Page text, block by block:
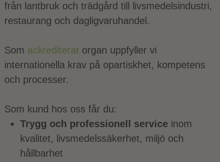
från lantbruk och trädgård till livsmedelsindustri,
restaurang och dagligvaruhandel.
Som ackrediterat organ uppfyller vi
internationella krav på opartiskhet, kompetens
och processer.
Som kund hos oss får du:
Trygg och professionell service inom
kvalitet, livsmedelssäkerhet, miljö och
hållbarhet